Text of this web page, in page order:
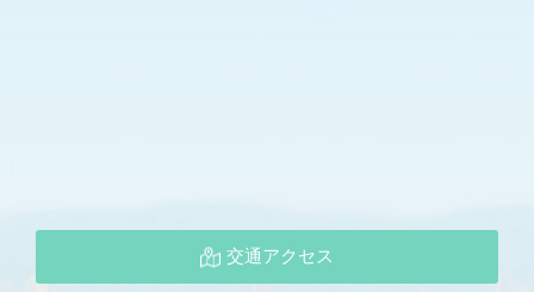
交通アクセス